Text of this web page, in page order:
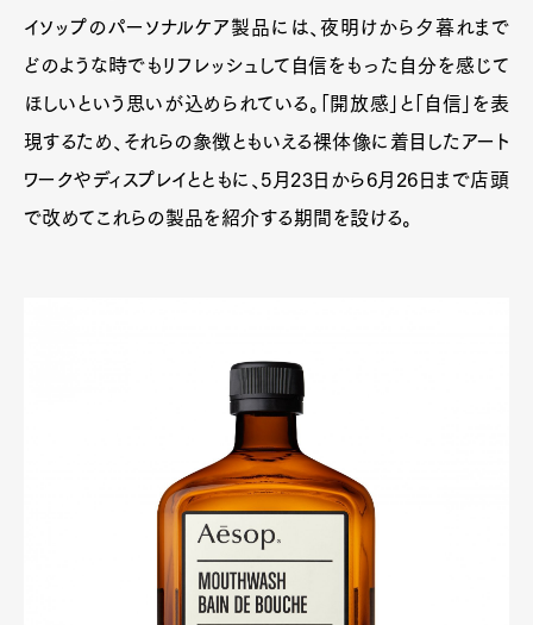
イソップのパーソナルケア製品には、夜明けから夕暮れまで
どのような時でもリフレッシュして自信をもった自分を感じて
ほしいという思いが込められている。「開放感」と「自信」を表
現するため、それらの象徴ともいえる裸体像に着目したアート
ワークやディスプレイとともに、5月23日から6月26日まで店頭
で改めてこれらの製品を紹介する期間を設ける。